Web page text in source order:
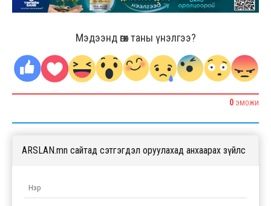
Мэдээнд өгөх таны үнэлгээ?
0 ЭМОЖИ
ARSLAN.mn сайтад сэтгэгдэл оруулахад анхаарах зүйлс